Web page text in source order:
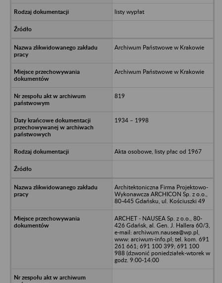
listy wypłat
Archiwum Państwowe w Krakowie
Archiwum Państwowe w Krakowie
819
1934 – 1998
Akta osobowe, listy płac od 1967
Architektoniczna Firma Projektowo-
Wykonawcza ARCHICON Sp. z o.o.,
80-445 Gdańsku, ul. Kościuszki 49
ARCHET - NAUSEA Sp. z o.o., 80-
426 Gdańsk, al. Gen. J. Hallera 60/3,
e-mail: archiwum.nausea@wp.pl,
www: arciwum-info.pl; tel. kom. 691
261 661; 691 100 399; 691 100
988 (dzwonić poniedziałek-wtorek w
godz. 9:00-14:00